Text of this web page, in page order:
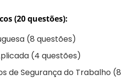
(20 questões):
(8 questões)
(4 questões)
de Segurança do Trabalho (8